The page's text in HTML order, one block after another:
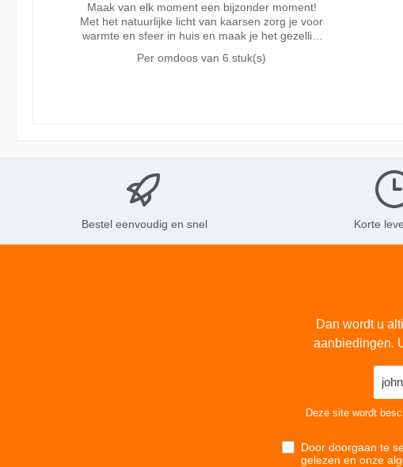
Maak van elk moment een bijzonder moment!
Met het natuurlijke licht van kaarsen zorg je voor
warmte en sfeer in huis en maak je het gezellig.
Sky Blue heeft een diameter va
Per omdoos van6 stuk(s)
Bestel eenvoudig en snel Korte
Dan wordt u
aanbiedingen.
Deze site wordt
Door doorgaan te
gelezen en onze